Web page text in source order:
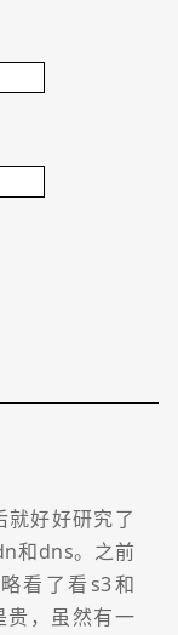
好好研究了
和dns。之前
看了看s3和
，虽然有一